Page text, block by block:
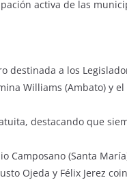
activa de las
destinada a los
Williams (Ambato) y el
destacando que
Camposano (Santa
Ojeda y Félix Jerez